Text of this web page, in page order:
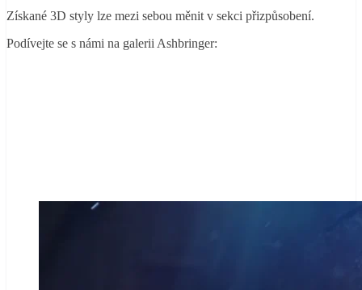
Získané 3D styly lze mezi sebou měnit v sekci přizpůsobení.
Podívejte se s námi na galerii Ashbringer: